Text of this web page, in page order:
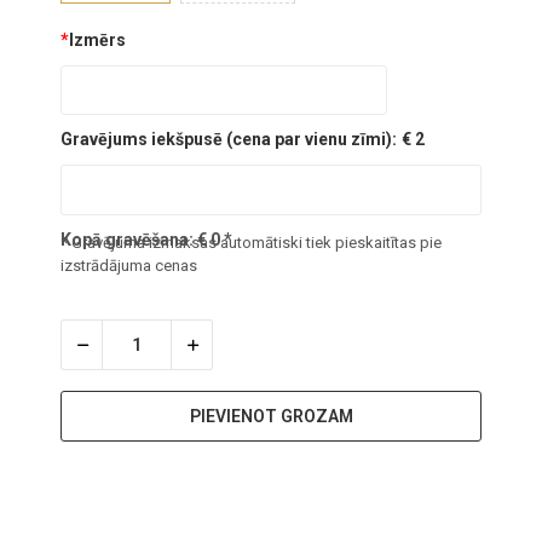
* Izmērs
Gravējums iekšpusē (cena par vienu zīmi): € 2
Kopā gravēšana:€0*
* Gravējuma izmaksas automātiski tiek pieskaitītas pie
izstrādājuma cenas
PIEVIENOT GROZAM